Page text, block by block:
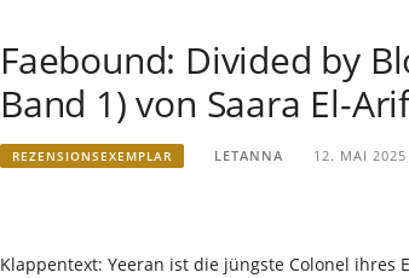
Faebound: Divided by
Band 1) von Saara El-
REZENSIONSEXEMPLAR LETANNA 12. MAI 2025
Klappentext: Yeeran ist die jüngste Colonel ihres